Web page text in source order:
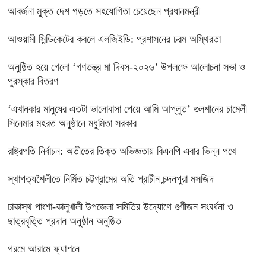
আবর্জনা মুক্ত দেশ গড়তে সহযোগিতা চেয়েছেন প্রধানমন্ত্রী
‎আওয়ামী সিন্ডিকেটের কবলে এলজিইডি: প্রশাসনের চরম অস্থিরতা
অনুষ্ঠিত হয়ে গেলো ‘গণতন্ত্র মা দিবস-২০২৬’ উপলক্ষে আলোচনা সভা ও
পুরস্কার বিতরণ
‘এখানকার মানুষের এতটা ভালোবাসা পেয়ে আমি আপ্লুত’ গুলশানের চামেলী
সিনেমার মহরত অনুষ্ঠানে মধুমিতা সরকার
রাষ্ট্রপতি নির্বাচন: অতীতের তিক্ত অভিজ্ঞতায় বিএনপি এবার ভিন্ন পথে
স্থাপত্যশৈলীতে নির্মিত চট্টগ্রামের অতি প্রাচীন চন্দনপুরা মসজিদ
ঢাকাস্থ পাংশা-কালুখালী উপজেলা সমিতির উদ্যোগে গুণীজন সংবর্ধনা ও
ছাত্রবৃত্তি প্রদান অনুষ্ঠান অনুষ্ঠিত
গরমে আরামে ফ্যাশনে